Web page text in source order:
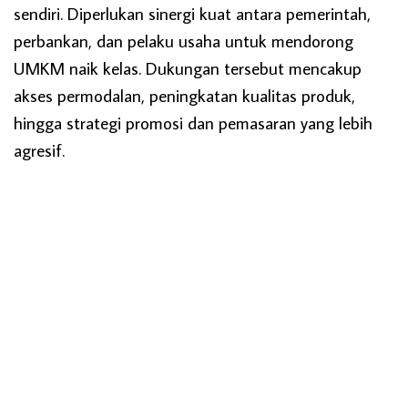
sendiri. Diperlukan sinergi kuat antara pemerintah,
perbankan, dan pelaku usaha untuk mendorong
UMKM naik kelas. Dukungan tersebut mencakup
akses permodalan, peningkatan kualitas produk,
hingga strategi promosi dan pemasaran yang lebih
agresif.